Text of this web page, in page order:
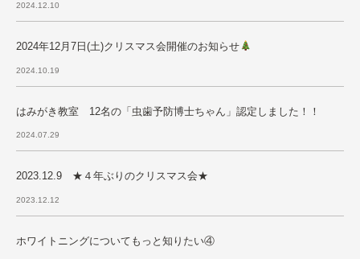
2024.12.10
2024年12月7日(土)クリスマス会開催のお知らせ
2024.10.19
はみがき教室 12名の「虫歯予防博士ちゃん」認定しました！！
2024.07.29
2023.12.9 ★４年ぶりのクリスマス会★
2023.12.12
ホワイトニングについてもっと知りたい④